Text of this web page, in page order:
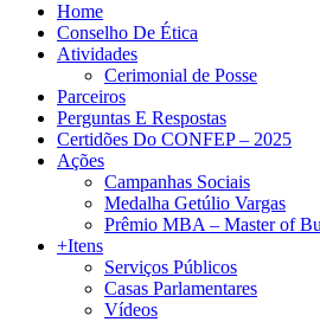
Home
Conselho De Ética
Atividades
Cerimonial de Posse
Parceiros
Perguntas E Respostas
Certidões Do CONFEP – 2025
Ações
Campanhas Sociais
Medalha Getúlio Vargas
Prêmio MBA – Master of
+Itens
Serviços Públicos
Casas Parlamentares
Vídeos